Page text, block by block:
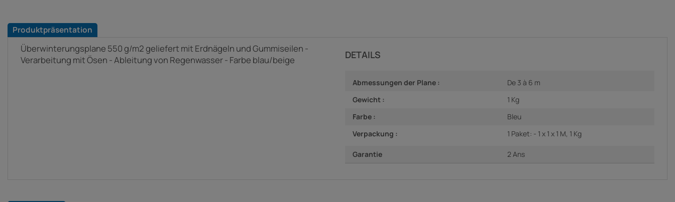
Produktpräsentation
Überwinterungsplane 550 g/m2 geliefert mit Erdnägeln und Gummiseilen -
Verarbeitung mit Ösen - Ableitung von Regenwasser - Farbe blau/beige
DETAILS
Abmessungen der Plane :
De 3 à 6 m
Gewicht :
1 Kg
Farbe :
Bleu
Verpackung :
1 Paket: - 1 x 1 x 1 M, 1 Kg
Garantie 2 Ans